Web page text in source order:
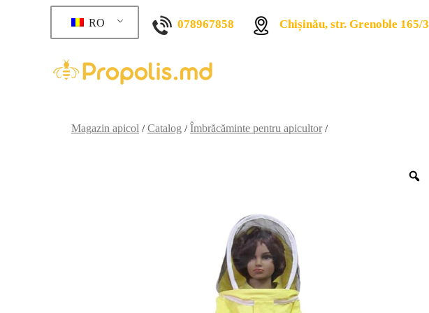
RO 078967858 Chișinău, str. Grenoble 165/3
Magazin apicol / Catalog / Îmbrăcăminte pentru apicultor/